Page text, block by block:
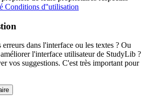
Conditions d''utilisation
dans l'interface ou les textes ? Ou
l'interface utilisateur de StudyLib ?
vos suggestions. C'est très important pour